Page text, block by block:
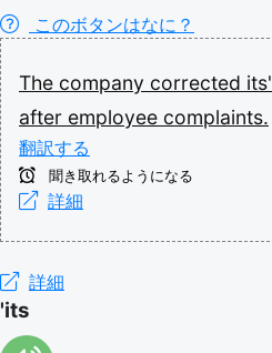
このボタンはなに？
The company corrected its'
after employee complaints.
翻訳する
聞き取れるようになる
詳細
詳細
'its